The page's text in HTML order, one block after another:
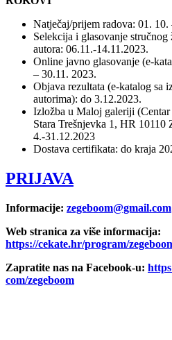
Natječaj/prijem radova: 01. 10.
Selekcija i glasovanje
autora: 06.11.-14.11.2023.
Online javno glasovanje (e-
– 30.11. 2023.
Objava rezultata (e-katalog sa
autorima): do 3.12.2023.
Izložba u Maloj galeriji
Stara Trešnjevka 1, HR 10110
4.-31.12.2023
Dostava certifikata: do kraja
PRIJAVA
Informacije: zegeboom@gmail.com
Web stranica za više informacija:
https://cekate.hr/program/
Zapratite nas na Facebook-u:
com/zegeboom